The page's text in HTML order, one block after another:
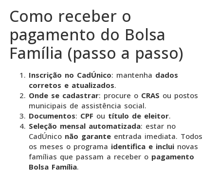
Como receber o
pagamento do Bolsa
Família (passo a passo)
Inscrição no CadÚnico: mantenha dados
corretos e atualizados.
Onde se cadastrar: procure o CRAS ou postos
municipais de assistência social.
Documentos: CPF ou título de eleitor.
Seleção mensal automatizada: estar no
CadÚnico não garante entrada imediata. Todos
os meses o programa identifica e inclui novas
famílias que passam a receber o pagamento
Bolsa Família.